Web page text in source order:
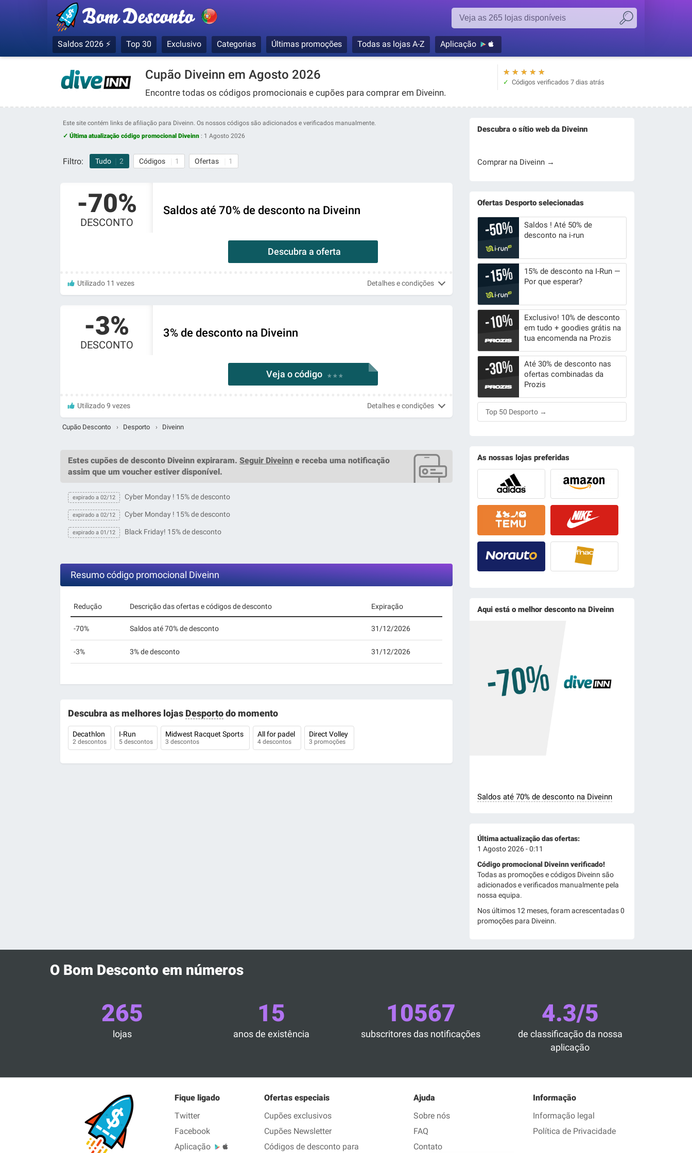
Saldos 2026 ⚡ Top 30 Exclusivo Categorias Últimas promoções Todas as lojas A-Z Aplicação
Cupão Diveinn em Agosto 2026
Encontre todas os códigos promocionais e cupões para comprar em Diveinn.
★
★
★
★
★
Códigos verificados 7 dias atrás
Este site contém links de afiliação para Diveinn. Os nossos códigos são adicionados e verificados manualmente.
✓ Última atualização código promocional Diveinn : 1 Agosto 2026
Filtro: Tudo 2 Códigos 1 Ofertas 1
-70%
DESCONTO
Saldos até 70% de desconto na Diveinn
Descubra a oferta
Utilizado 11 vezes Detalhes e condições
-3%
DESCONTO
3% de desconto na Diveinn
Veja o código * * *
Utilizado 9 vezes Detalhes e condições
Cupão Desconto › Desporto › Diveinn
Estes cupões de desconto Diveinn expiraram. Seguir Diveinn e receba uma notificação
assim que um voucher estiver disponível.
expirado a 02/12 Cyber Monday ! 15% de desconto
expirado a 02/12 Cyber Monday ! 15% de desconto
expirado a 01/12 Black Friday! 15% de desconto
Resumo código promocional Diveinn
Redução Descrição das ofertas e códigos de desconto Expiração
-70% Saldos até 70% de desconto 31/12/2026
-3% 3% de desconto 31/12/2026
Descubra as melhores lojas Desportodo momento
Decathlon
2 descontos
I-Run
5 descontos
Midwest Racquet Sports
3 descontos
All for padel
4 descontos
Direct Volley
3 promoções
Descubra o sítio web da Diveinn
Comprar na Diveinn →
Ofertas Desporto selecionadas
Saldos ! Até 50% de
desconto na i-run
15% de desconto na I-Run —
Por que esperar?
Exclusivo! 10% de desconto
em tudo + goodies grátis na
tua encomenda na Prozis
Até 30% de desconto nas
ofertas combinadas da
Prozis
Top 50 Desporto →
As nossas lojas preferidas
Aqui está o melhor desconto na Diveinn
Saldos até 70% de desconto na Diveinn
Última actualização das ofertas:
1 Agosto 2026 - 0:11
Código promocional Diveinn verificado!
Todas as promoções e códigos Diveinn são
adicionados e verificados manualmente pela
nossa equipa.
Nos últimos 12 meses, foram acrescentadas 0
promoções para Diveinn.
O Bom Desconto em números
265
lojas
15
anos de existência
10567
subscritores das notificações
4.3/5
de classificação da nossa
aplicação
Fique ligado
Twitter
Facebook
Aplicação
Ofertas especiais
Cupões exclusivos
Cupões Newsletter
Códigos de desconto para
Ajuda
Sobre nós
FAQ
Contato
Informação
Informação legal
Política de Privacidade